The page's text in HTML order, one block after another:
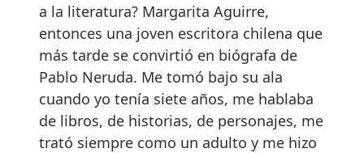
a la literatura? Margarita Aguirre,
entonces una joven escritora chilena que
más tarde se convirtió en biógrafa de
Pablo Neruda. Me tomó bajo su ala
cuando yo tenía siete años, me hablaba
de libros, de historias, de personajes, me
trató siempre como un adulto y me hizo